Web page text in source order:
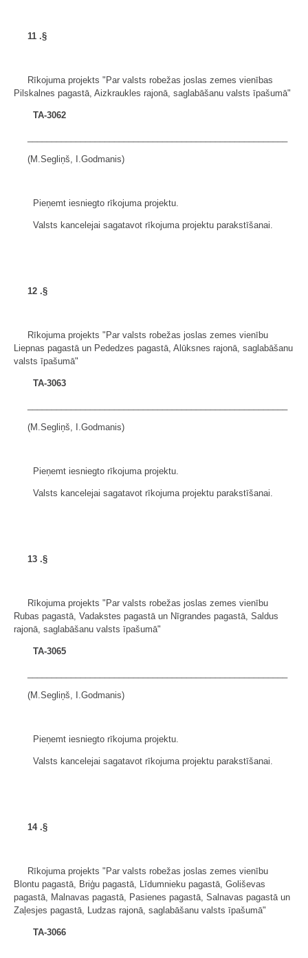
11 .§
Rīkojuma projekts "Par valsts robežas joslas zemes vienības
Pilskalnes pagastā, Aizkraukles rajonā, saglabāšanu valsts īpašumā"
TA-3062
(M.Segliņš, I.Godmanis)
Pieņemt iesniegto rīkojuma projektu.
Valsts kancelejai sagatavot rīkojuma projektu parakstīšanai.
12 .§
Rīkojuma projekts "Par valsts robežas joslas zemes vienību
Liepnas pagastā un Pededzes pagastā, Alūksnes rajonā, saglabāšanu
valsts īpašumā"
TA-3063
(M.Segliņš, I.Godmanis)
Pieņemt iesniegto rīkojuma projektu.
Valsts kancelejai sagatavot rīkojuma projektu parakstīšanai.
13 .§
Rīkojuma projekts "Par valsts robežas joslas zemes vienību
Rubas pagastā, Vadakstes pagastā un Nīgrandes pagastā, Saldus
rajonā, saglabāšanu valsts īpašumā"
TA-3065
(M.Segliņš, I.Godmanis)
Pieņemt iesniegto rīkojuma projektu.
Valsts kancelejai sagatavot rīkojuma projektu parakstīšanai.
14 .§
Rīkojuma projekts "Par valsts robežas joslas zemes vienību
Blontu pagastā, Briģu pagastā, Līdumnieku pagastā, Goliševas
pagastā, Malnavas pagastā, Pasienes pagastā, Salnavas pagastā un
Zaļesjes pagastā, Ludzas rajonā, saglabāšanu valsts īpašumā"
TA-3066